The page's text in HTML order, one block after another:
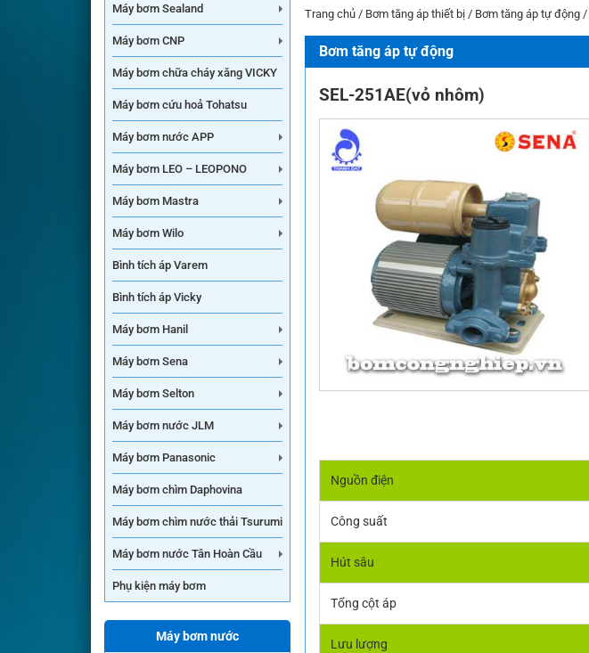
Máy bơm Sealand
Máy bơm CNP
Máy bơm chữa cháy xăng VICKY
Máy bơm cứu hoả Tohatsu
Máy bơm nước APP
Máy bơm LEO – LEOPONO
Máy bơm Mastra
Máy bơm Wilo
Bình tích áp Varem
Bình tích áp Vicky
Máy bơm Hanil
Máy bơm Sena
Máy bơm Selton
Máy bơm nước JLM
Máy bơm Panasonic
Máy bơm chìm Daphovina
Máy bơm chìm nước thải Tsurumi
Máy bơm nước Tân Hoàn Cầu
Phụ kiện máy bơm
Máy bơm nước
Trang chủ / Bơm tăng áp thiết bị / Bơm tăng áp tự động /
Bơm tăng áp tự động
SEL-251AE(vỏ nhôm)
Nguồn điện
Công suất
Hút sâu
Tổng cột áp
Lưu lượng